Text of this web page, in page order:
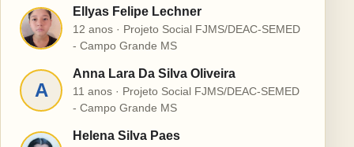
E
Ellyas Felipe Lechner
12 anos · Projeto Social FJMS/DEAC-SEMED
- Campo Grande MS
A
Anna Lara Da Silva Oliveira
11 anos · Projeto Social FJMS/DEAC-SEMED
- Campo Grande MS
Helena Silva Paes